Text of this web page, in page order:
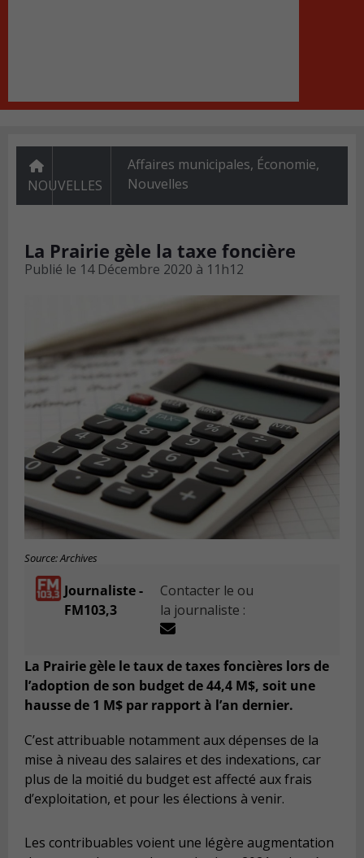
NOUVELLES
Affaires municipales, Économie,
Nouvelles
La Prairie gèle la taxe foncière
Publié le 14 Décembre 2020 à 11h12
Source: Archives
Journaliste -
FM103,3
Contacter le ou
la journaliste :
La Prairie gèle le taux de taxes foncières lors de
l’adoption de son budget de 44,4 M$, soit une
hausse de 1 M$ par rapport à l’an dernier.
C’est attribuable notamment aux dépenses de la
mise à niveau des salaires et des indexations, car
plus de la moitié du budget est affecté aux frais
d’exploitation, et pour les élections à venir.
Les contribuables voient une légère augmentation